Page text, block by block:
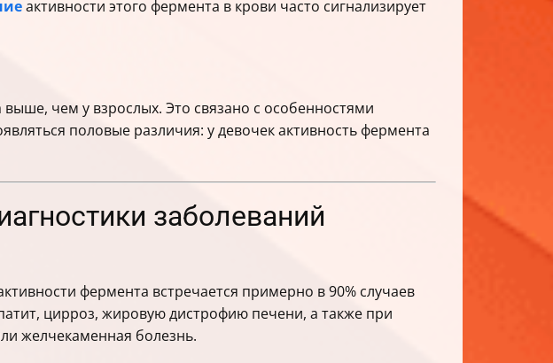
активности этого фермента в крови часто сигнализирует
чем у взрослых. Это связано с особенностями
половые различия: у девочек активность фермента
заболеваний
фермента встречается примерно в 90% случаев
цирроз, жировую дистрофию печени, а также при
желчекаменная болезнь.